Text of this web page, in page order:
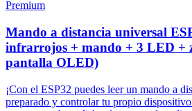
Premium
Mando a distancia universal
infrarrojos + mando + 3 LED +
pantalla OLED)
¡Con el ESP32 puedes leer un mando a
preparado y controlar tu propio